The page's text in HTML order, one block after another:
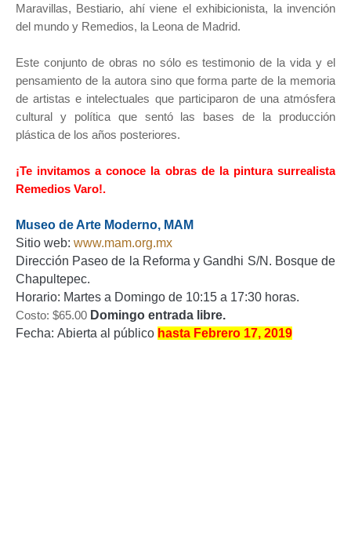
Maravillas, Bestiario, ahí viene el exhibicionista, la invención
del mundo y Remedios, la Leona de Madrid.
Este conjunto de obras no sólo es testimonio de la vida y el
pensamiento de la autora sino que forma parte de la memoria
de artistas e intelectuales que participaron de una atmósfera
cultural y política que sentó las bases de la producción
plástica de los años posteriores.
¡Te invitamos a conoce la obras de la pintura surrealista
Remedios Varo!.
Museo de Arte Moderno, MAM
Sitio web: www.mam.org.mx
Dirección Paseo de la Reforma y Gandhi S/N. Bosque de
Chapultepec.
Horario: Martes a Domingo de 10:15 a 17:30 horas.
Costo: $65.00 Domingo entrada libre.
Fecha: Abierta al público hasta Febrero 17, 2019